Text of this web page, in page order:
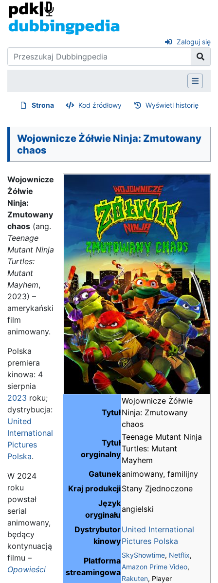
Zaloguj się
Strona Kod źródłowy Wyświetl historię
Wojownicze Żółwie Ninja: Zmutowany
chaos
Tytuł
Wojownicze Żółwie
Ninja: Zmutowany
chaos
Tytuł
oryginalny
Teenage Mutant Ninja
Turtles: Mutant
Mayhem
Gatunekanimowany, familijny
Kraj produkcjiStany Zjednoczone
Język
oryginału
angielski
Dystrybutor
kinowy
United International
Pictures Polska
Platforma
streamingowa
SkyShowtime, Netflix,
Amazon Prime Video,
Rakuten, Player
Wojownicze
Żółwie
Ninja:
Zmutowany
chaos (ang.
Teenage
Mutant Ninja
Turtles:
Mutant
Mayhem,
2023) –
amerykański
film
animowany.
Polska
premiera
kinowa: 4
sierpnia
2023 roku;
dystrybucja:
United
International
Pictures
Polska.
W 2024
roku
powstał
serial
animowany,
będący
kontynuacją
filmu –
Opowieści